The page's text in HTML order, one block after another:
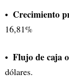
Crecimiento
16,81%
Flujo de caja
dólares.